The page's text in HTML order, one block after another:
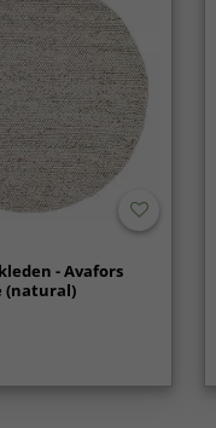
- Avafors
(natural)